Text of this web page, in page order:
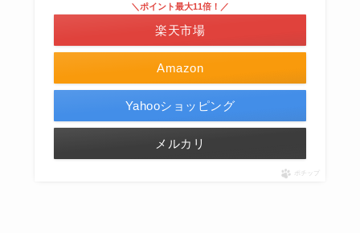
Amazon
＼ポイント最大11倍！／
楽天市場
Yahooショッピング
メルカリ
ポチップ